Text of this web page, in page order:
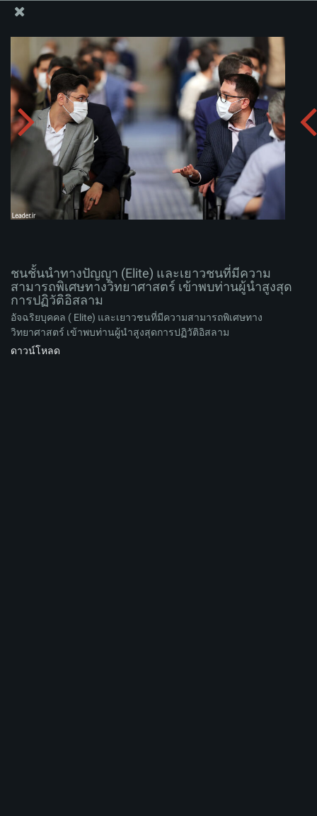
ชนชั้นนำทางปัญญา (Elite) และเยาวชนที่มีความสามารถ
พิเศษทางวิทยาศาสตร์ เข้าพบท่านผู้นำสูงสุดการปฏิวัติ
อิสลาม
อัพโหลดอัลบั่ม:
ชนชั้นนำทางปัญญา (Elite) และเยาวชนที่มีความ
สามารถพิเศษทางวิทยาศาสตร์ เข้าพบท่านผู้นำสูงสุด
การปฏิวัติอิสลาม
อัจฉริยบุคคล ( Elite) และเยาวชนที่มีความสามารถพิเศษทาง
วิทยาศาสตร์ เข้าพบท่านผู้นำสูงสุดการปฏิวัติอิสลาม
ดาวน์โหลด